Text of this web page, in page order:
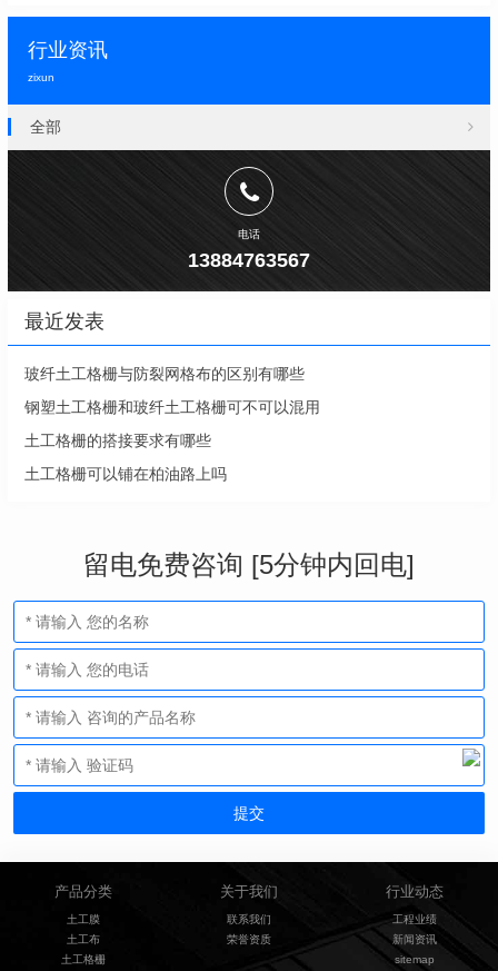
行业资讯
zixun
全部
电话
13884763567
最近发表
玻纤土工格栅与防裂网格布的区别有哪些
钢塑土工格栅和玻纤土工格栅可不可以混用
土工格栅的搭接要求有哪些
土工格栅可以铺在柏油路上吗
留电免费咨询 [5分钟内回电]
产品分类
土工膜
土工布
土工格栅
关于我们
联系我们
荣誉资质
行业动态
工程业绩
新闻资讯
sitemap